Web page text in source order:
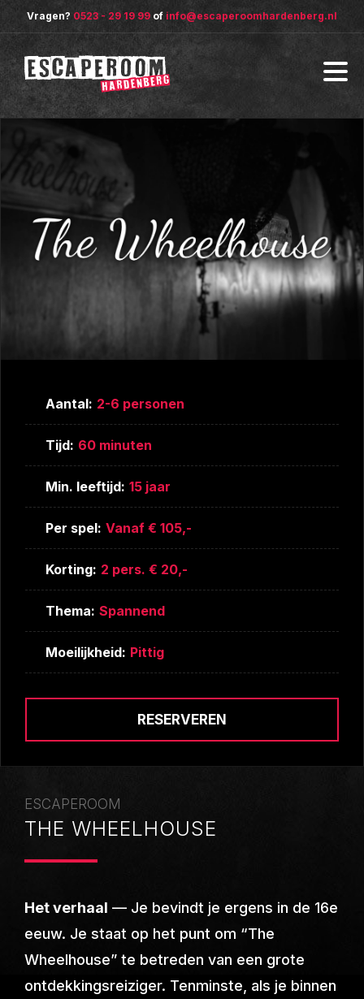
Vragen? 0523 - 29 19 99 of info@escaperoomhardenberg.nl
Aantal: 2-6 personen
Tijd: 60 minuten
Min. leeftijd: 15 jaar
Per spel: Vanaf € 105,-
Korting: 2 pers. € 20,-
Thema: Spannend
Moeilijkheid: Pittig
RESERVEREN
ESCAPEROOM
THE WHEELHOUSE
Het verhaal — Je bevindt je ergens in de 16e
eeuw. Je staat op het punt om “The
Wheelhouse” te betreden van een grote
ontdekkingsreiziger. Tenminste, als je binnen